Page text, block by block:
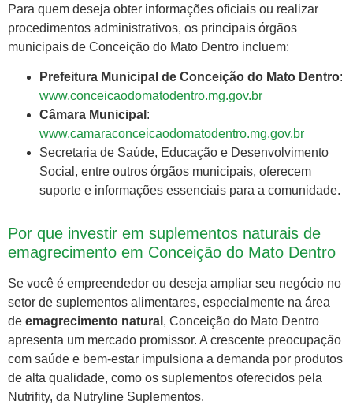
Para quem deseja obter informações oficiais ou realizar
procedimentos administrativos, os principais órgãos
municipais de Conceição do Mato Dentro incluem:
Prefeitura Municipal de Conceição do Mato Dentro:
www.conceicaodomatodentro.mg.gov.br
Câmara Municipal :
www.camaraconceicaodomatodentro.mg.gov.br
Secretaria de Saúde, Educação e Desenvolvimento
Social, entre outros órgãos municipais, oferecem
suporte e informações essenciais para a comunidade.
Por que investir em suplementos naturais de
emagrecimento em Conceição do Mato Dentro
Se você é empreendedor ou deseja ampliar seu negócio no
setor de suplementos alimentares, especialmente na área
de emagrecimento natural , Conceição do Mato Dentro
apresenta um mercado promissor. A crescente preocupação
com saúde e bem-estar impulsiona a demanda por produtos
de alta qualidade, como os suplementos oferecidos pela
Nutrifity, da Nutryline Suplementos.